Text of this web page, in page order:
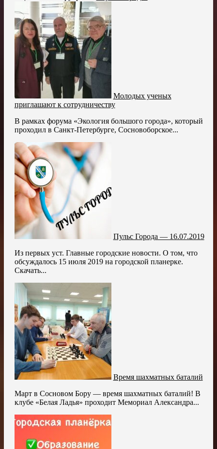
Молодых ученых
приглашают к сотрудничеству
В рамках форума «Экология большого города», который
проходил в Санкт-Петербурге, Сосновоборское...
Пульс Города — 16.07.2019
Из первых уст. Главные городские новости. О том, что
обсуждалось 15 июля 2019 на городской планерке.
Скачать...
Время шахматных баталий
Март в Сосновом Бору — время шахматных баталий! В
клубе «Белая Ладья» проходит Мемориал Александра...